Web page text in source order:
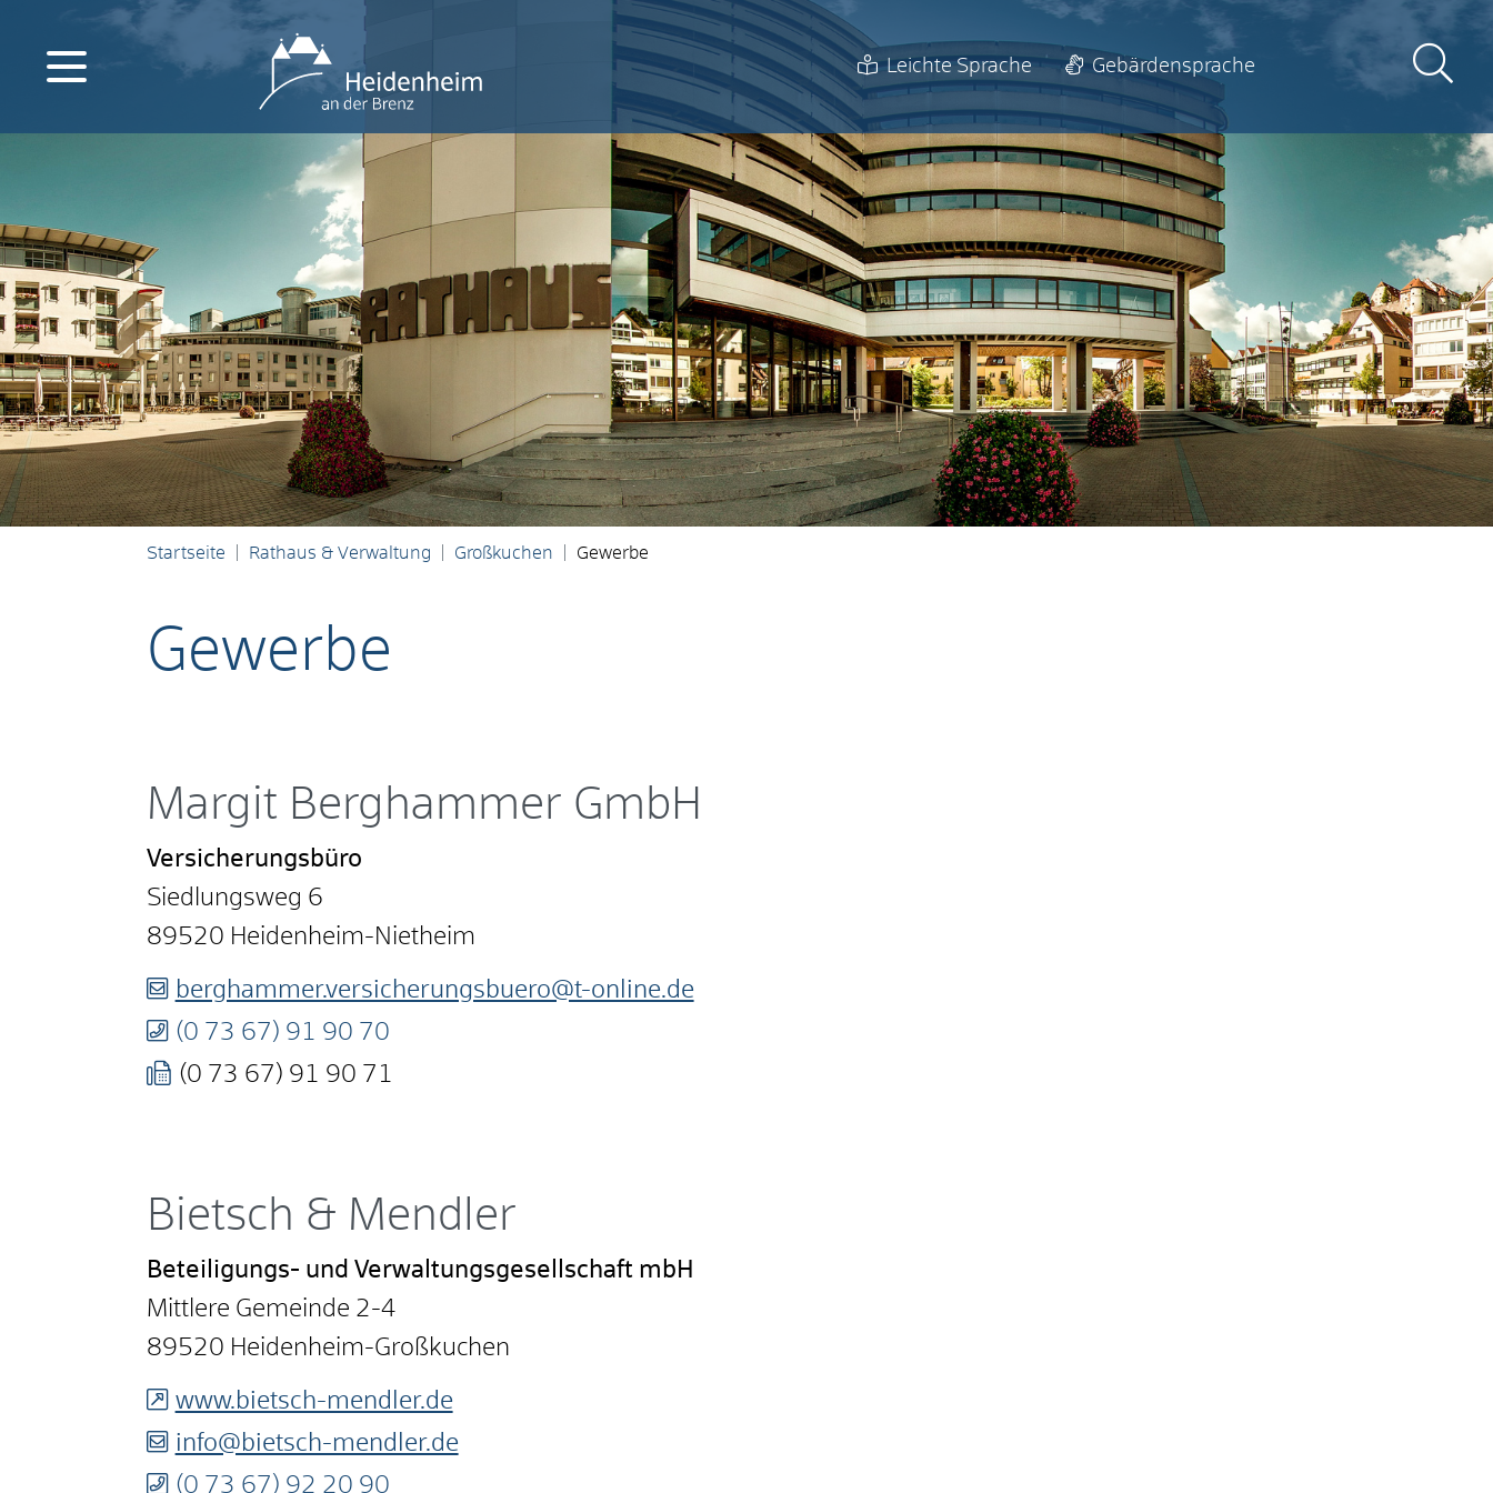
Leichte Sprache Gebärdensprache
Startseite Rathaus & Verwaltung Großkuchen Gewerbe
Gewerbe
Margit Berghammer GmbH
Versicherungsbüro
Siedlungsweg 6
89520 Heidenheim-Nietheim
berghammer.versicherungsbuero@t-online.de
(0 73 67) 91 90 70
(0 73 67) 91 90 71
Bietsch & Mendler
Beteiligungs- und Verwaltungsgesellschaft mbH
Mittlere Gemeinde 2-4
89520 Heidenheim-Großkuchen
www.bietsch-mendler.de
info@bietsch-mendler.de
(0 73 67) 92 20 90